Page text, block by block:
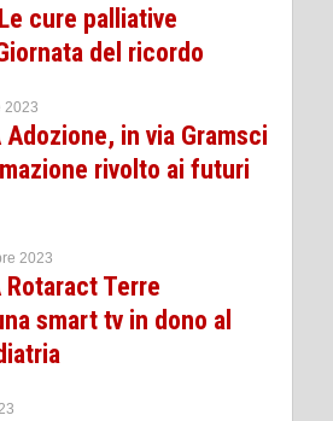
cure palliative
del ricordo
2023
Adozione, in via Gramsci
rivolto ai futuri
2023
Rotaract Terre
smart tv in dono al